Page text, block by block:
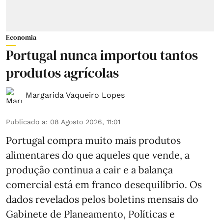
Economia
Portugal nunca importou tantos
produtos agrícolas
Margarida Vaqueiro Lopes
Publicado a: 08 Agosto 2026, 11:01
Portugal compra muito mais produtos
alimentares do que aqueles que vende, a
produção continua a cair e a balança
comercial está em franco desequilíbrio. Os
dados revelados pelos boletins mensais do
Gabinete de Planeamento, Políticas e